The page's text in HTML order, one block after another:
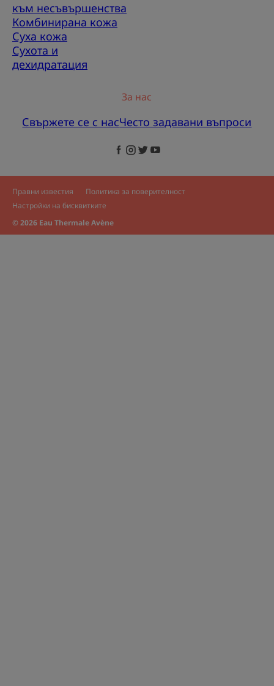
към несъвършенства
Комбинирана кожа
Суха кожа
Сухота и
дехидратация
За нас
Свържете се с насЧесто задавани въпроси
Правни известия
Политика за поверителност
Настройки на бисквитките
© 2026 Eau Thermale Avène